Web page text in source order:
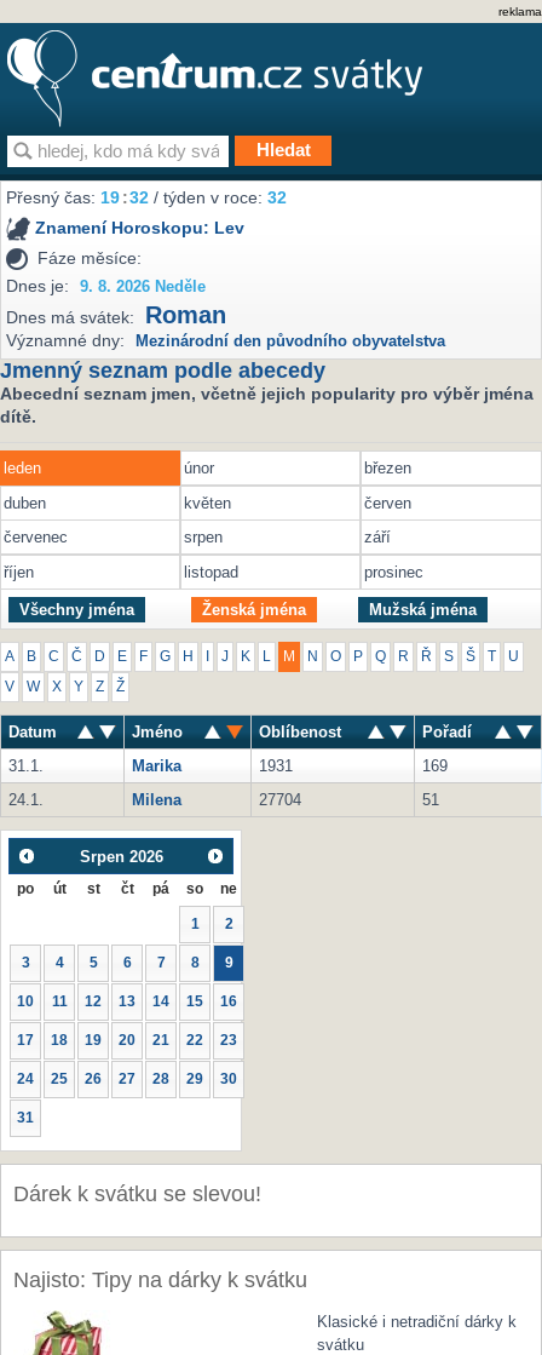
reklama
Přesný čas:19 32 / týden v roce:32
Znamení Horoskopu: Lev
Fáze měsíce:
Dnes je:
9. 8. 2026 Neděle
Dnes má svátek: Roman
Významné dny: Mezinárodní den původního obyvatelstva
Jmenný seznam podle abecedy
Abecední seznam jmen, včetně jejich popularity pro výběr jména
dítě.
leden únor
březen
duben
květen
červen
červenec
srpen
září
říjen
listopad prosinec
Všechny jména Ženská jména Mužská jména
A B C Č D E F G H J K M N O P Q R Ř S Š U
V W X Y Z Ž
Datum Jméno Oblíbenost
Pořadí
31.1.
Marika 1931
169
24.1.
Milena 27704 51
Srpen 2026
po út st čt pá so ne
1 2
3 4 5 6 7 8 9
10 11 12 13 14 15 16
17 18 19 20 21 22 23
24 25 26 27 28 29 30
31
Dárek k svátku se slevou!
Najisto: Tipy na dárky k svátku
Klasické i netradiční dárky k
svátku